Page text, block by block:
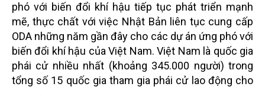
phó với biến đổi khí hậu tiếp tục phát triển mạnh
mẽ, thực chất với việc Nhật Bản liên tục cung cấp
ODA những năm gần đây cho các dự án ứng phó với
biến đổi khí hậu của Việt Nam. Việt Nam là quốc gia
phái cử nhiều nhất (khoảng 345.000 người) trong
tổng số 15 quốc gia tham gia phái cử lao động cho